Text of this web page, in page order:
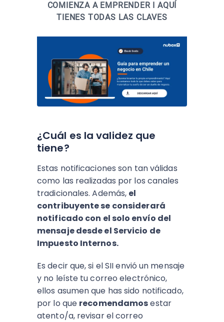
COMIENZA A EMPRENDER I AQUÍ
TIENES TODAS LAS CLAVES
¿Cuál es la validez que
tiene?
Estas notificaciones son tan válidas
como las realizadas por los canales
tradicionales. Además, el
contribuyente se considerará
notificado con el solo envío del
mensaje desde el Servicio de
Impuesto Internos.
Es decir que, si el SII envió un mensaje
y no leíste tu correo electrónico,
ellos asumen que has sido notificado,
por lo que recomendamosestar
atento/a, revisar el correo